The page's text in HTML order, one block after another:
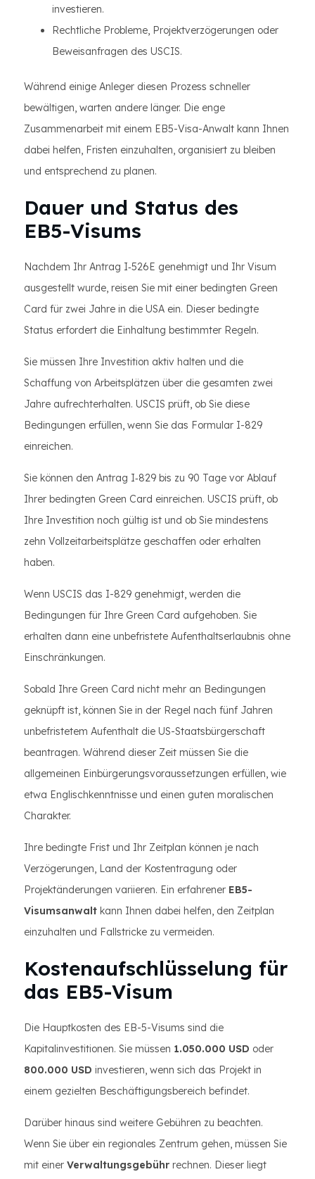
investieren.
Rechtliche Probleme, Projektverzögerungen oder
Beweisanfragen des USCIS.
Während einige Anleger diesen Prozess schneller
bewältigen, warten andere länger. Die enge
Zusammenarbeit mit einem EB5-Visa-Anwalt kann Ihnen
dabei helfen, Fristen einzuhalten, organisiert zu bleiben
und entsprechend zu planen.
Dauer und Status des
EB5-Visums
Nachdem Ihr Antrag I‑526E genehmigt und Ihr Visum
ausgestellt wurde, reisen Sie mit einer bedingten Green
Card für zwei Jahre in die USA ein. Dieser bedingte
Status erfordert die Einhaltung bestimmter Regeln.
Sie müssen Ihre Investition aktiv halten und die
Schaffung von Arbeitsplätzen über die gesamten zwei
Jahre aufrechterhalten. USCIS prüft, ob Sie diese
Bedingungen erfüllen, wenn Sie das Formular I-829
einreichen.
Sie können den Antrag I‑829 bis zu 90 Tage vor Ablauf
Ihrer bedingten Green Card einreichen. USCIS prüft, ob
Ihre Investition noch gültig ist und ob Sie mindestens
zehn Vollzeitarbeitsplätze geschaffen oder erhalten
haben.
Wenn USCIS das I-829 genehmigt, werden die
Bedingungen für Ihre Green Card aufgehoben. Sie
erhalten dann eine unbefristete Aufenthaltserlaubnis ohne
Einschränkungen.
Sobald Ihre Green Card nicht mehr an Bedingungen
geknüpft ist, können Sie in der Regel nach fünf Jahren
unbefristetem Aufenthalt die US-Staatsbürgerschaft
beantragen. Während dieser Zeit müssen Sie die
allgemeinen Einbürgerungsvoraussetzungen erfüllen, wie
etwa Englischkenntnisse und einen guten moralischen
Charakter.
Ihre bedingte Frist und Ihr Zeitplan können je nach
Verzögerungen, Land der Kostentragung oder
Projektänderungen variieren. Ein erfahrener EB5-
Visumsanwalt kann Ihnen dabei helfen, den Zeitplan
einzuhalten und Fallstricke zu vermeiden.
Kostenaufschlüsselung für
das EB5-Visum
Die Hauptkosten des EB-5-Visums sind die
Kapitalinvestitionen. Sie müssen 1.050.000 USD oder
800.000 USD investieren, wenn sich das Projekt in
einem gezielten Beschäftigungsbereich befindet.
Darüber hinaus sind weitere Gebühren zu beachten.
Wenn Sie über ein regionales Zentrum gehen, müssen Sie
mit einer Verwaltungsgebühr rechnen. Dieser liegt